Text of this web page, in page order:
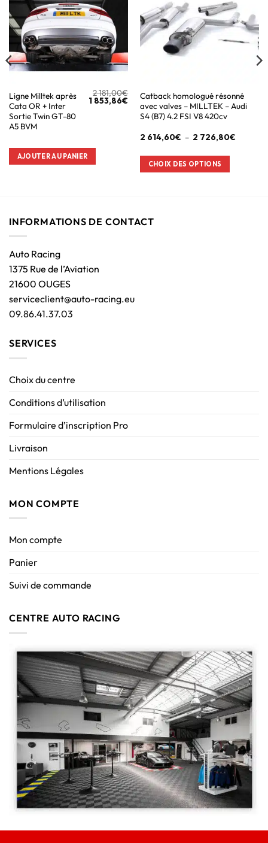
Ligne Milltek après
Cata OR + Inter
Sortie Twin GT-80
A5 BVM
2 181,00€
1 853,86€
AJOUTER AU PANIER
Catback homologué résonné
avec valves – MILLTEK – Audi
S4 (B7) 4.2 FSI V8 420cv
2 614,60€ – 2 726,80€
CHOIX DES OPTIONS
INFORMATIONS DE CONTACT
Auto Racing
1375 Rue de l’Aviation
21600 OUGES
serviceclient@auto-racing.eu
09.86.41.37.03
SERVICES
Choix du centre
Conditions d’utilisation
Formulaire d’inscription Pro
Livraison
Mentions Légales
MON COMPTE
Mon compte
Panier
Suivi de commande
CENTRE AUTO RACING